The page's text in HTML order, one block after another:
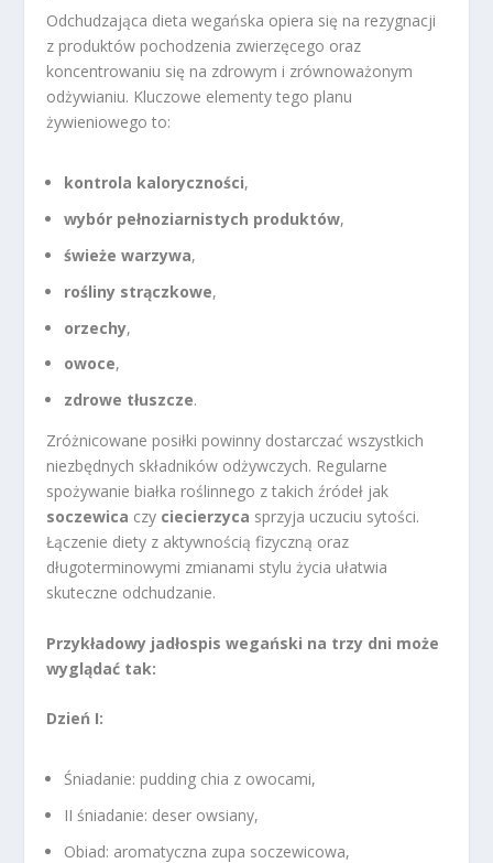
Odchudzająca dieta wegańska opiera się na rezygnacji
z produktów pochodzenia zwierzęcego oraz
koncentrowaniu się na zdrowym i zrównoważonym
odżywianiu. Kluczowe elementy tego planu
żywieniowego to:
kontrola kaloryczności,
wybór pełnoziarnistych produktów,
świeże warzywa,
rośliny strączkowe,
orzechy,
owoce,
zdrowe tłuszcze.
Zróżnicowane posiłki powinny dostarczać wszystkich
niezbędnych składników odżywczych. Regularne
spożywanie białka roślinnego z takich źródeł jak
soczewica czy ciecierzyca sprzyja uczuciu sytości.
Łączenie diety z aktywnością fizyczną oraz
długoterminowymi zmianami stylu życia ułatwia
skuteczne odchudzanie.
Przykładowy jadłospis wegański na trzy dni może
wyglądać tak:
Dzień I:
Śniadanie: pudding chia z owocami,
II śniadanie: deser owsiany,
Obiad: aromatyczna zupa soczewicowa,